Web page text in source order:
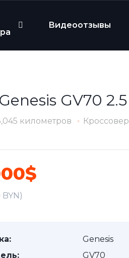
Видеоотзывы
GV70 2.5
километров Кроссовер
BYN)
Genesis
GV70